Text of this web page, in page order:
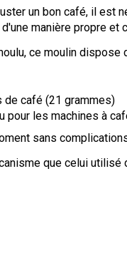
un bon café, il
manière propre et
ce moulin
de café (21 grammes)
pour les machines à
sans
que celui